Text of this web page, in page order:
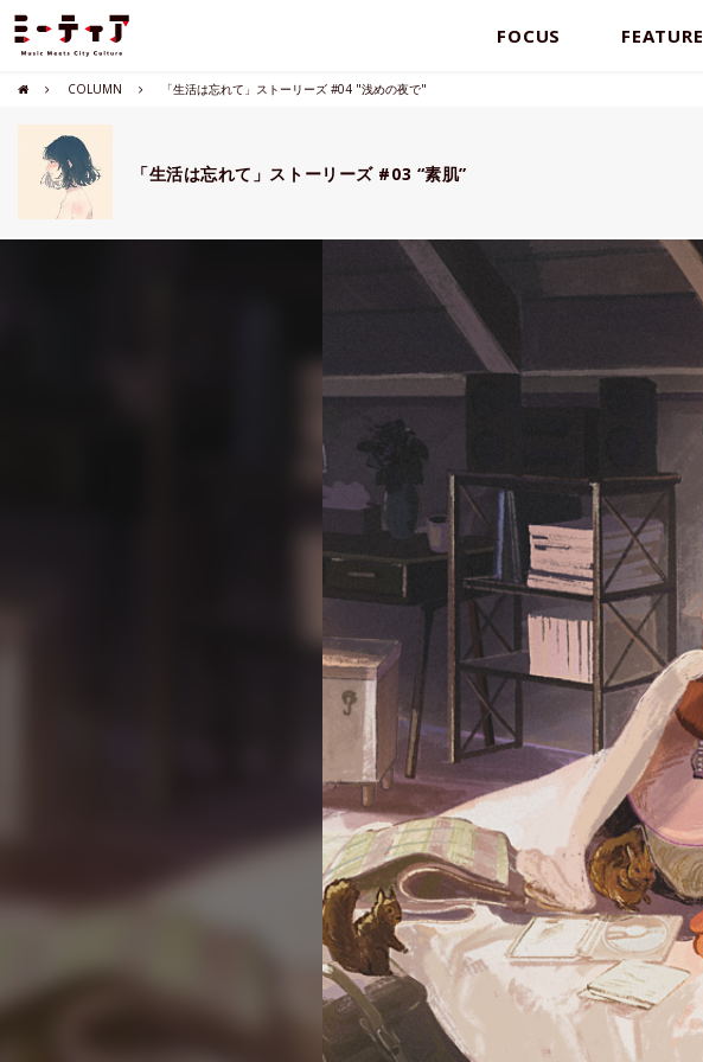
FOCUS FEATURE
COLUMN 「生活は忘れて」ストーリーズ #04 "浅めの夜で"
「生活は忘れて」ストーリーズ #03 “素肌”